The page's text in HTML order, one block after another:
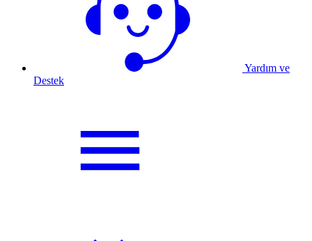
Yardım ve
Destek